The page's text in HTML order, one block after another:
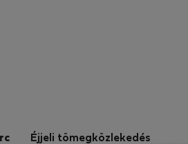
Éjjeli tömegközlekedés